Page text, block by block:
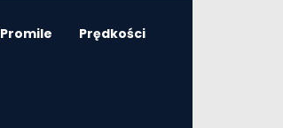
Promile Prędkości